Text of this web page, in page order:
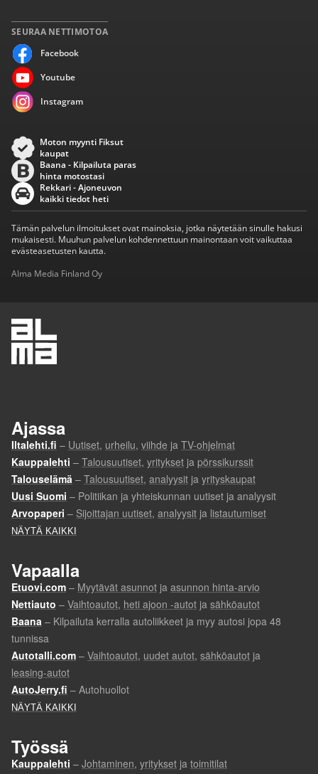
SEURAA NETTIMOTOA
Facebook
Youtube
Instagram
Moton myynti Fiksut
kaupat
Baana - Kilpailuta paras
hinta motostasi
Rekkari - Ajoneuvon
kaikki tiedot heti
Tämän palvelun ilmoitukset ovat mainoksia, jotka näytetään sinulle hakusi
mukaisesti. Muuhun palvelun kohdennettuun mainontaan voit vaikuttaa
evästeasetusten kautta.
Alma Media Finland Oy